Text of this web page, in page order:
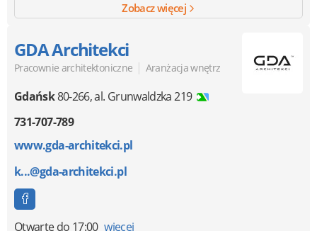
Zobacz więcej
GDA Architekci
Pracownie architektoniczne | Aranżacja wnętrz
Gdańsk80-266,al. Grunwaldzka 219
731-707-789
www.gda-architekci.pl
k...@gda-architekci.pl
Otwartedo 17:00 więcej